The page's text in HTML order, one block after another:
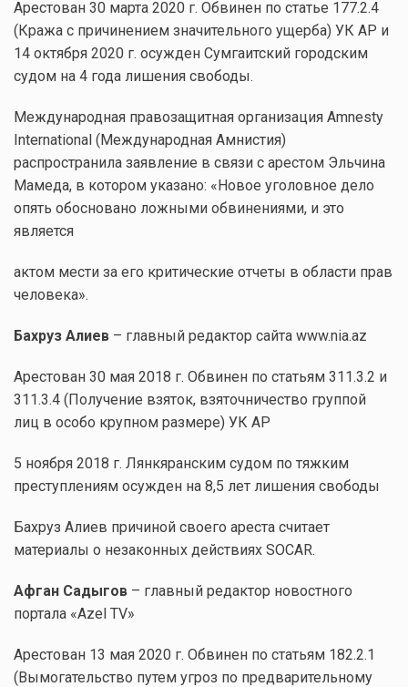
Арестован 30 марта 2020 г. Обвинен по статье 177.2.4
(Кража с причинением значительного ущерба) УК АР и
14 октября 2020 г. осужден Сумгаитский городским
судом на 4 года лишения свободы.
Международная правозащитная организация Amnesty
International (Международная Амнистия)
распространила заявление в связи с арестом Эльчина
Мамеда, в котором указано: «Новое уголовное дело
опять обосновано ложными обвинениями, и это
является
актом мести за его критические отчеты в области прав
человека».
Бахруз Алиев – главный редактор сайта www.nia.az
Арестован 30 мая 2018 г. Обвинен по статьям 311.3.2 и
311.3.4 (Получение взяток, взяточничество группой
лиц в особо крупном размере) УК АР
5 ноября 2018 г. Лянкяранским судом по тяжким
преступлениям осужден на 8,5 лет лишения свободы
Бахруз Алиев причиной своего ареста считает
материалы о незаконных действиях SOCAR.
Афган Садыгов – главный редактор новостного
портала «Azel TV»
Арестован 13 мая 2020 г. Обвинен по статьям 182.2.1
(Вымогательство путем угроз по предварительному